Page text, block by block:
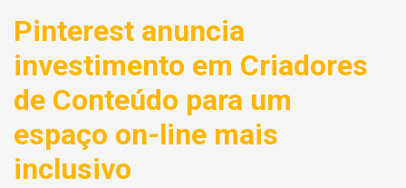
Pinterest anuncia
investimento em Criadores
de Conteúdo para um
espaço on-line mais
inclusivo